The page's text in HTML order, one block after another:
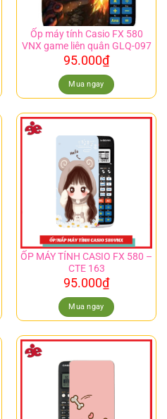
Ốp máy tính Casio FX 580
VNX game liên quân GLQ-097
95.000₫
Mua ngay
ỐP MÁY TÍNH CASIO FX 580 –
CTE 163
95.000₫
Mua ngay